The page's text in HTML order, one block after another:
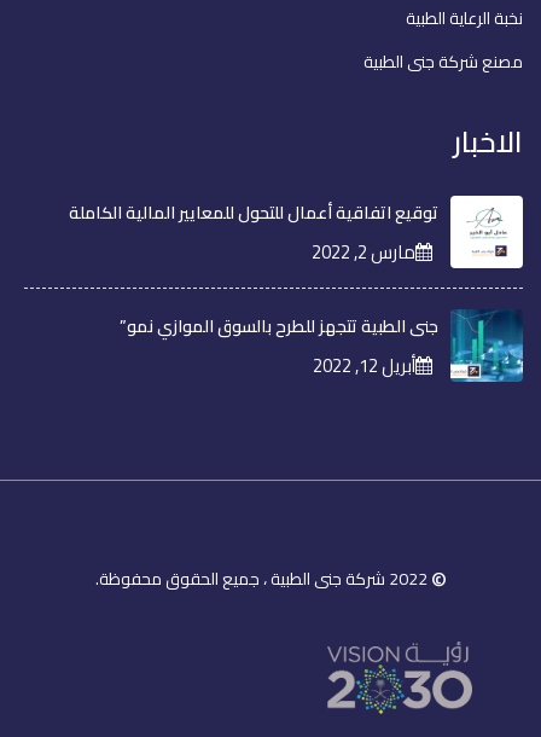
نخبة الرعاية الطبية
مصنع شركة جنى الطبية
الاخبار
توقيع اتفاقية أعمال للتحول للمعايير المالية الكاملة
مارس 2, 2022
جنى الطبية تتجهز للطرح بالسوق الموازي نمو”
أبريل 12, 2022
©2022 شركة جنى الطبية ، جميع الحقوق محفوظة.